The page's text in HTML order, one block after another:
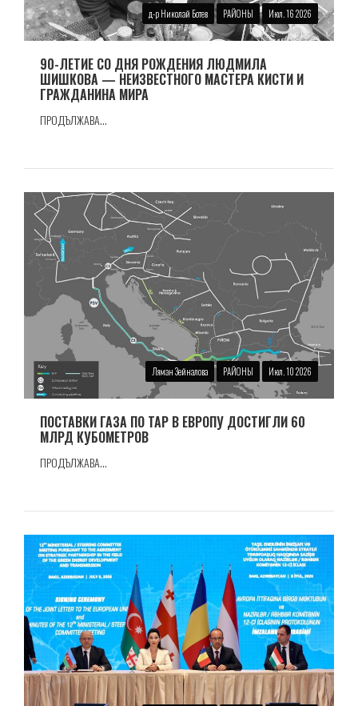
д-р Николай Ботев РАЙОНЫ Июл. 16 2026
90-ЛЕТИЕ СО ДНЯ РОЖДЕНИЯ ЛЮДМИЛА
ШИШКОВА — НЕИЗВЕСТНОГО МАСТЕРА КИСТИ И
ГРАЖДАНИНА МИРА
ПРОДЪЛЖАВА...
Ляман Зейналова РАЙОНЫ Июл. 10 2026
ПОСТАВКИ ГАЗА ПО TAP В ЕВРОПУ ДОСТИГЛИ 60
МЛРД КУБОМЕТРОВ
ПРОДЪЛЖАВА...